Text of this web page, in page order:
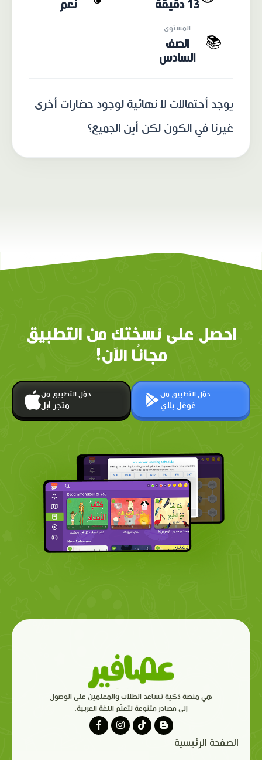
13 دقيقة نعم
📚
المستوى
الصف
السادس
يوجد أحتمالات لا نهائية لوجود حضارات أخرى
غيرنا في الكون لكن أين الجميع؟
احصل على نسختك من التطبيق
مجانًا الآن!
حمّل التطبيق من
متجر أبل
حمّل التطبيق من
غوغل بلاي
هي منصة ذكية تساعد الطلاب والمعلمين على الوصول
إلى مصادر متنوعة لتعلّم اللغة العربية.
الصفحة الرئيسية